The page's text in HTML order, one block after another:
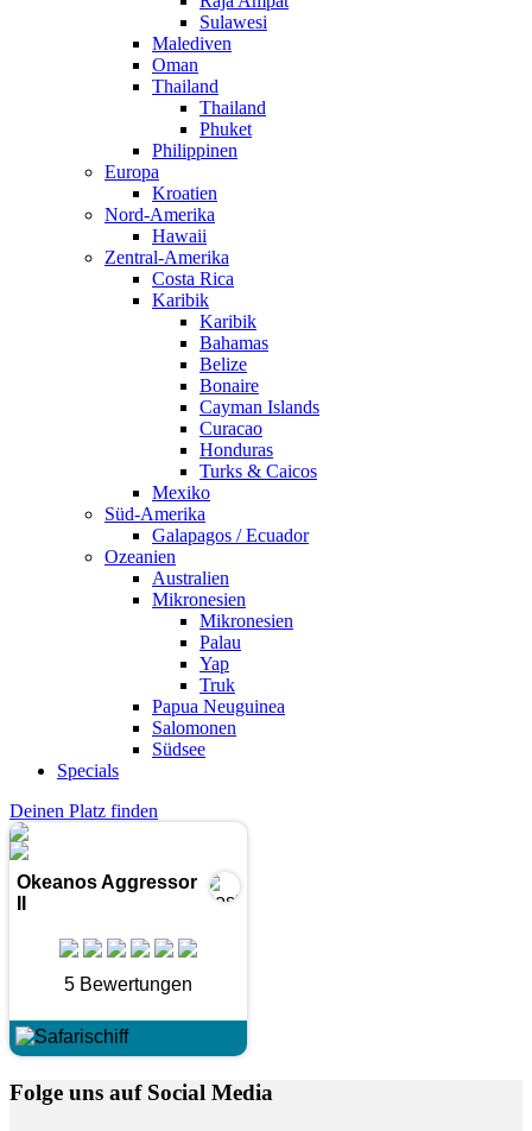
Sulawesi
Malediven
Oman
Thailand
Thailand
Phuket
Philippinen
Europa
Kroatien
Nord-Amerika
Hawaii
Zentral-Amerika
Costa Rica
Karibik
Karibik
Bahamas
Belize
Bonaire
Cayman Islands
Curacao
Honduras
Turks & Caicos
Mexiko
Süd-Amerika
Galapagos / Ecuador
Ozeanien
Australien
Mikronesien
Mikronesien
Palau
Yap
Truk
Papua Neuguinea
Salomonen
Südsee
Specials
Deinen Platz finden
Okeanos Aggressor
5 Bewertungen
Folge uns auf Social Media